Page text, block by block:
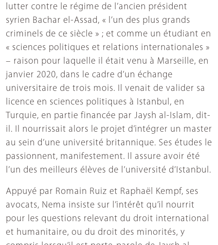
lutter contre le régime de l’ancien président
syrien Bachar el-Assad, « l’un des plus grands
criminels de ce siècle » ; et comme un étudiant en
« sciences politiques et relations internationales »
– raison pour laquelle il était venu à Marseille, en
janvier 2020, dans le cadre d’un échange
universitaire de trois mois. Il venait de valider sa
licence en sciences politiques à Istanbul, en
Turquie, en partie financée par Jaysh al-Islam, dit-
il. Il nourrissait alors le projet d’intégrer un master
au sein d’une université britannique. Ses études le
passionnent, manifestement. Il assure avoir été
l’un des meilleurs élèves de l’université d’Istanbul.
Appuyé par Romain Ruiz et Raphaël Kempf, ses
avocats, Nema insiste sur l’intérêt qu’il nourrit
pour les questions relevant du droit international
et humanitaire, ou du droit des minorités, y